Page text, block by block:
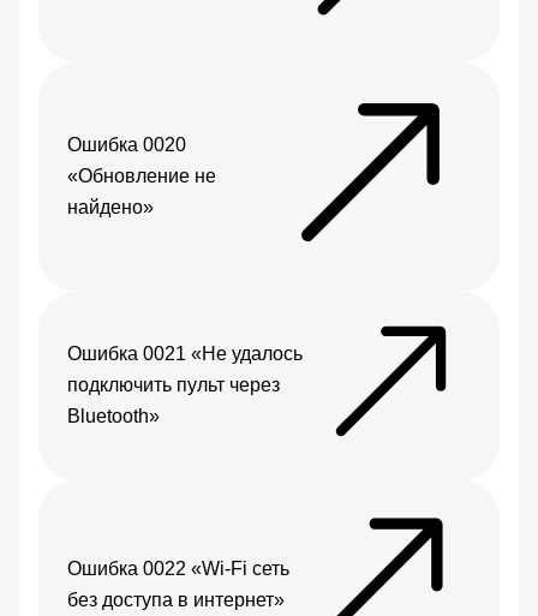
Ошибка 0020
«Обновление не
найдено»
Ошибка 0021 «Не удалось
подключить пульт через
Bluetooth»
Ошибка 0022 «Wi-Fi сеть
без доступа в интернет»